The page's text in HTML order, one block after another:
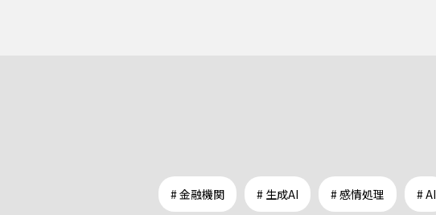
# 金融機関 # 生成AI # 感情処理 # AI